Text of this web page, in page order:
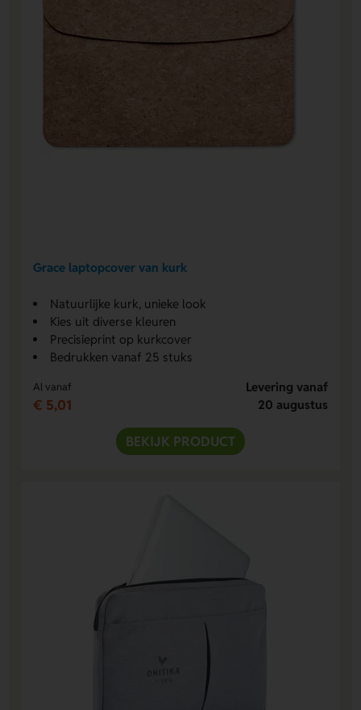
Grace laptopcover van kurk
Natuurlijke kurk, unieke look
Kies uit diverse kleuren
Precisieprint op kurkcover
Bedrukken vanaf 25 stuks
Al vanaf
€ 5,01
Levering vanaf
20 augustus
BEKIJK PRODUCT